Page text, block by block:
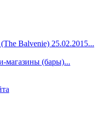
Balvenie) 25.02.2015...
магазины (бары)...